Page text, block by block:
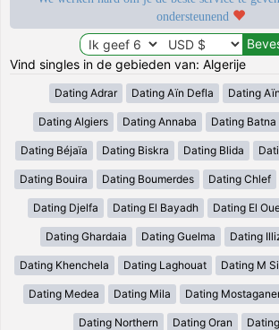
ondersteunend
Vind singles in de gebieden van: Algerije
Dating Adrar Dating Aïn Defla Dating
Dating Algiers Dating Annaba Dating Batna
Dating Béjaïa Dating Biskra Dating Blida
Dating Bouira Dating Boumerdes Dating Chlef
Dating Djelfa Dating El Bayadh Dating El
Dating Ghardaia Dating Guelma Dating
Dating Khenchela Dating Laghouat Dating M
Dating Medea Dating Mila Dating
Dating Northern Dating Oran